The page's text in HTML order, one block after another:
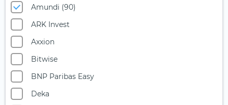
Elektromobilität
Erneuerbare Energien (1)
Ethereum
Finanzsektor
Fintech
Future of Food
Amundi (90)
ARK Invest
Axxion
Bitwise
BNP Paribas Easy
Deka